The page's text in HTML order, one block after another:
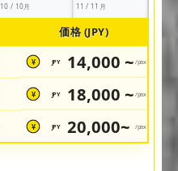
10 / 10月 11 / 11月
価格 (JPY)
¥ JPY 14,000 ~ /pax
¥ JPY 18,000 ~ /pax
¥ JPY 20,000~ /pax